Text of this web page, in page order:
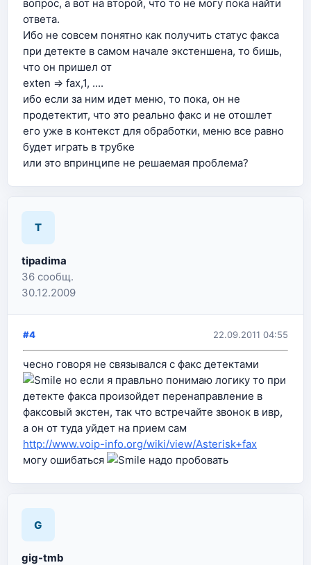
вопрос, а вот на второй, что то не могу пока найти
ответа.
Ибо не совсем понятно как получить статус факса
при детекте в самом начале экстеншена, то бишь,
что он пришел от
exten => fax,1, ....
ибо если за ним идет меню, то пока, он не
продетектит, что это реально факс и не отошлет
его уже в контекст для обработки, меню все равно
будет играть в трубке
или это впринципе не решаемая проблема?
T
tipadima
36 сообщ.
30.12.2009
#4 22.09.2011 04:55
чесно говоря не связывался с факс детектами
но если я правльно понимаю логику то при
детекте факса произойдет перенаправление в
факсовый экстен, так что встречайте звонок в ивр,
а он от туда уйдет на прием сам
http://www.voip-info.org/wiki/view/Asterisk+fax
могу ошибаться
надо пробовать
G
gig-tmb